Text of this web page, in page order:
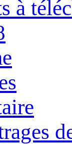
à